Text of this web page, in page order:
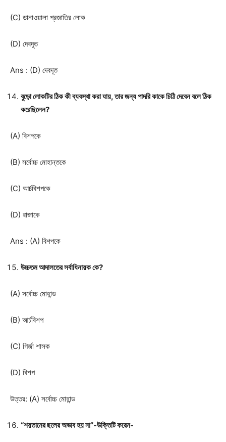
(C) ডানাওয়ালা প্রজাতির লোক
(D) দেবদূত
Ans : (D) দেবদূত
বুড়ো লোকটির ঠিক কী ব্যবস্থা করা যায়, তার জন্য পাদরি কাকে চিঠি দেবেন বলে ঠিক
করেছিলেন?
(A) বিশপকে
(B) সর্বোচ্চ মোহান্তকে
(C) আর্চবিশপকে
(D) রাজাকে
Ans : (A) বিশপকে
উচ্চতম আদালতের সর্বাধিনায়ক কে?
(A) সর্বোচ্চ মোহান্ড
(B) আর্চবিশপ
(C) গির্জা শাসক
(D) বিশপ
উত্তর: (A) সর্বোচ্চ মোহান্ড
“শয়তানের ছলের অভাব হয় না”-উক্তিটি করেন-